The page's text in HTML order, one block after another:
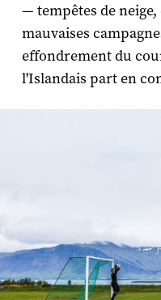
— tempêtes de
mauvaises
effondrement du
l'Islandais part en